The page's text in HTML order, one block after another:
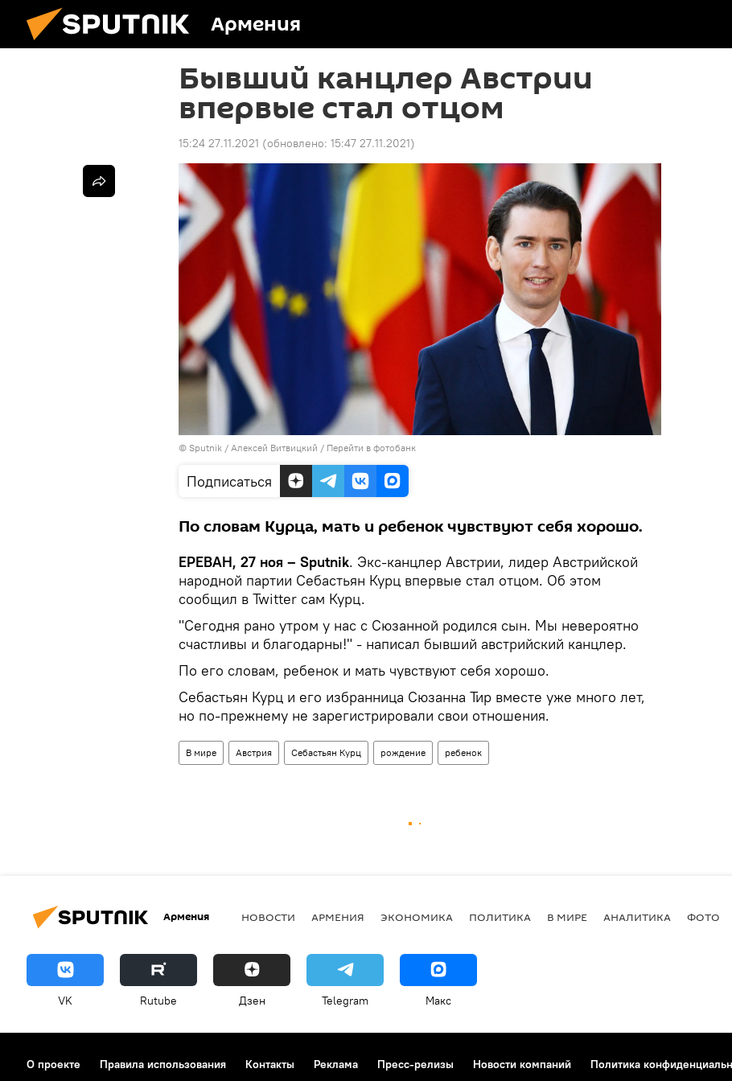
Армения
Бывший канцлер Австрии
впервые стал отцом
15:24 27.11.2021 (обновлено: 15:47 27.11.2021)
© Sputnik / Алексей Витвицкий / Перейти в фотобанк
Подписаться
По словам Курца, мать и ребенок чувствуют себя хорошо.
ЕРЕВАН, 27 ноя – Sputnik. Экс-канцлер Австрии, лидер Австрийской
народной партии Себастьян Курц впервые стал отцом. Об этом
сообщил в Twitter сам Курц.
"Сегодня рано утром у нас с Сюзанной родился сын. Мы невероятно
счастливы и благодарны!" - написал бывший австрийский канцлер.
По его словам, ребенок и мать чувствуют себя хорошо.
Себастьян Курц и его избранница Сюзанна Тир вместе уже много лет,
но по-прежнему не зарегистрировали свои отношения.
В мире Австрия Себастьян Курц рождение ребенок
Армения НОВОСТИ АРМЕНИЯ ЭКОНОМИКА ПОЛИТИКА В МИРЕ АНАЛИТИКА ФОТО
VK Rutube Дзен Telegram Макс
О проекте Правила использования Контакты Реклама Пресс-релизы Новости компаний Политика